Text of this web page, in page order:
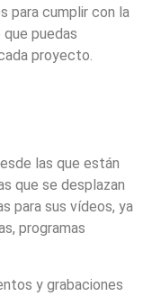
para cumplir con la
puedas
proyecto.
las que están
que se desplazan
para sus vídeos, ya
programas
y grabaciones